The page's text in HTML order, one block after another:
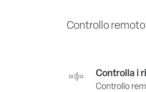
Controllo
Controlla i
Controllo